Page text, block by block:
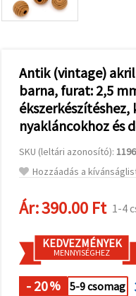
hirdetéseket
jelenítsünk
marketingpartnereink
segítségével
Az "Összes
elfogadása"
gombra
elfogadhatja
sütit, vagy
megadhatja
típusú sütik
kiválasztásával
és a
"Mentés"
gombra
Antik (vintage)
barna, furat: 2,5
nyakláncokhoz és
SKU (leltári azonosító):
Hozzáadás a
Ár:390.00 Ft 1-4
KEDVEZMÉNYEK
MENNYISÉGHEZ
- 20% 5-9 csomag